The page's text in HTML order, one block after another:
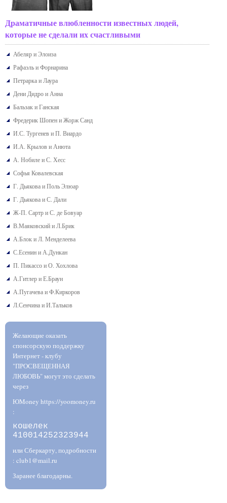
Драматичные влюбленности известных людей,
которые не сделали их счастливыми
Абеляр и Элоиза
Рафаэль и Форнарина
Петрарка и Лаура
Дени Дидро и Анна
Бальзак и Ганская
Фредерик Шопен и Жорж Санд
И.С. Тургенев и П. Виардо
И.А. Крылов и Анюта
А. Нобиле и С. Хесс
Софья Ковалевская
Г. Дьякова и Поль Элюар
Г. Дьякова и С. Дали
Ж-П. Сартр и С. де Бовуар
В.Маяковский и Л.Брик
А.Блок и Л. Менделеева
С.Есенин и А.Дункан
П. Пикассо и О. Хохлова
А.Гитлер и Е.Браун
А.Пугачева и Ф.Киркоров
Л.Сенчина и И.Тальков
Желающие оказать
спонсорскую поддержку
Интернет - клубу
"ПРОСВЕЩЕННАЯ
ЛЮБОВЬ" могут это сделать
через
ЮMoney https://yoomoney.ru
:
кошелек
410014252323944
или Сберкарту, подробности
: club1@mail.ru
Заранее благодарны.